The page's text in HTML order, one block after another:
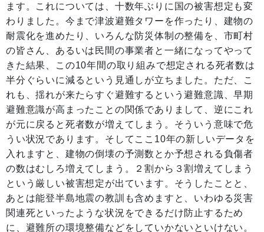
ます。これについては、十数年ぶりに国の被害想定も変
わりました。今まで津波避難タワーを作ったり、建物の
耐震化を進めたり、いろんな防災体制の整備を、市町村
の皆さん、あるいは民間の事業者と一緒になってやって
きた結果、この10年間の取り組みで想定される死者数は
半分ぐらいに減るという見通しが立ちました。ただ、こ
れも、揺れが来たらすぐ避難するという避難意識、早期
避難意識が高まったことの関係でありまして、逆にこれ
が元に戻ると死者数が増えてしまう。そういう意味で危
うい状況であります。そしてここ10年の新しいデータを
入れますと、建物の倒壊の予測数とか予想される負傷者
の数はむしろ増えてしまう。２割から３割増えてしまう
という厳しい被害想定が出ています。そうしたことと、
あとは能登半島地震の教訓も含めますと、いわゆる災害
関連死といったような状況をできるだけ防止するため
に、避難所の環境整備などをしていかないといけない。